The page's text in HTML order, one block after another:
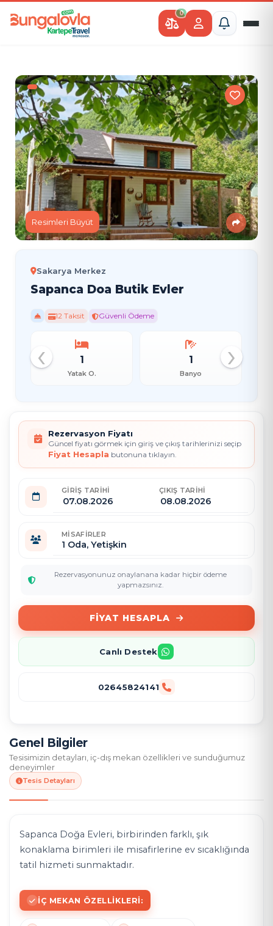
0
Resimleri Büyüt
Sakarya Merkez
Sapanca Doa Butik Evler
12 Taksit Güvenli Ödeme
1
Yatak O.
1
Banyo
‹ ›
Genel Bilgiler
Tesisimizin detayları, iç-dış mekan özellikleri ve sunduğumuz
deneyimler
Tesis Detayları
Sapanca Doğa Evleri, birbirinden farklı, şık
konaklama birimleri ile misafirlerine ev sıcaklığında
tatil hizmeti sunmaktadır.
İÇ MEKAN ÖZELLIKLERI:
Rezervasyon Fiyatı
Güncel fiyatı görmek için giriş ve çıkış tarihlerinizi seçip
Fiyat Hesapla butonuna tıklayın.
GIRIŞ TARIHI ÇIKIŞ TARIHI
MISAFIRLER
1 Oda, Yetişkin
Rezervasyonunuz onaylanana kadar hiçbir ödeme
yapmazsınız.
FIYAT HESAPLA
Canlı Destek
02645824141